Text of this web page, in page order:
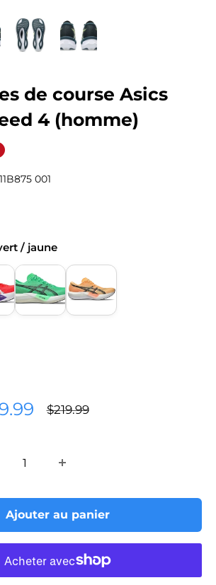
de course Asics
4 (homme)
001
/ jaune
Prix
$219.99
Ajouter au panier